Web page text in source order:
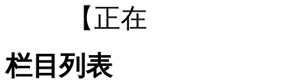
【正在
栏目列表